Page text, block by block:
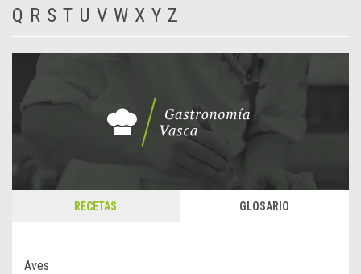
Q R S T U V W X Y Z
RECETAS GLOSARIO
Aves